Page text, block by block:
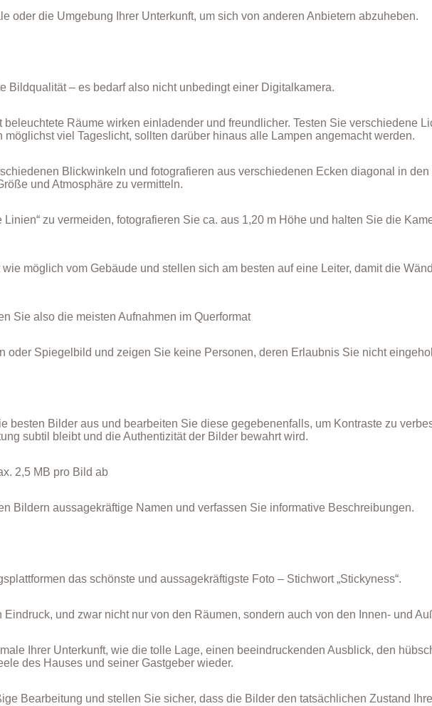
oder die Umgebung Ihrer Unterkunft, um sich von anderen Anbietern abzuheben.
Bildqualität – es bedarf also nicht unbedingt einer Digitalkamera.
Räume wirken einladender und freundlicher. Testen Sie verschiedene
viel Tageslicht, sollten darüber hinaus alle Lampen angemacht werden.
Blickwinkeln und fotografieren aus verschiedenen Ecken diagonal in
und Atmosphäre zu vermitteln.
zu vermeiden, fotografieren Sie ca. aus 1,20 m Höhe und halten Sie die
möglich vom Gebäude und stellen sich am besten auf eine Leiter, damit die
Sie also die meisten Aufnahmen im Querformat
oder Spiegelbild und zeigen Sie keine Personen, deren Erlaubnis Sie nicht
besten Bilder aus und bearbeiten Sie diese gegebenenfalls, um Kontraste zu
subtil bleibt und die Authentizität der Bilder bewahrt wird.
2,5 MB pro Bild ab
Bildern aussagekräftige Namen und verfassen Sie informative Beschreibungen.
das schönste und aussagekräftigste Foto – Stichwort „Stickyness“.
und zwar nicht nur von den Räumen, sondern auch von den Innen- und
Ihrer Unterkunft, wie die tolle Lage, einen beeindruckenden Ausblick, den
des Hauses und seiner Gastgeber wieder.
Bearbeitung und stellen Sie sicher, dass die Bilder den tatsächlichen Zustand